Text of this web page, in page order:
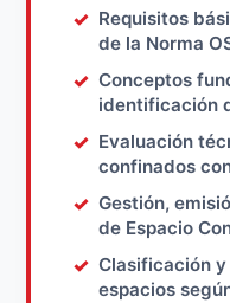
Requisitos
de la Norma
Conceptos
identificación
Evaluación
confinados
Gestión,
de Espacio
Clasificación
espacios